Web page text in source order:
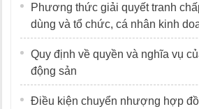
Phương thức giải quyết tranh
dùng và tổ chức, cá nhân kinh
Quy định về quyền và nghĩa vụ
động sản
Điều kiện chuyển nhượng hợp